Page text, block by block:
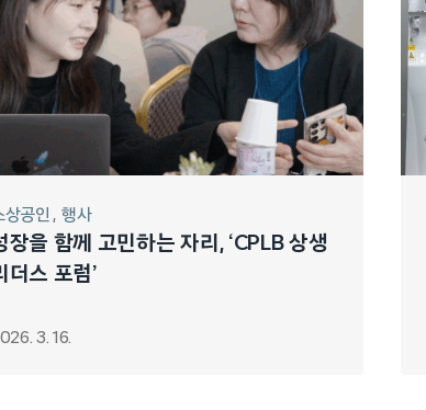
상공인 행사
장을 함께 고민하는 자리, ‘CPLB 상생
더스 포럼’
3. 16.